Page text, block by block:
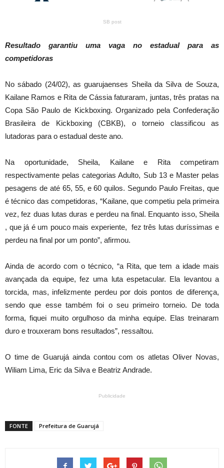
SB post
Resultado garantiu uma vaga no estadual para as
competidoras
No sábado (24/02), as guarujaenses Sheila da Silva de Souza,
Kailane Ramos e Rita de Cássia faturaram, juntas, três pratas na
Copa São Paulo de Kickboxing. Organizado pela Confederação
Brasileira de Kickboxing (CBKB), o torneio classificou as
lutadoras para o estadual deste ano.
Na oportunidade, Sheila, Kailane e Rita competiram
respectivamente pelas categorias Adulto, Sub 13 e Master pelas
pesagens de até 65, 55, e 60 quilos. Segundo Paulo Freitas, que
é técnico das competidoras, “Kailane, que competiu pela primeira
vez, fez duas lutas duras e perdeu na final. Enquanto isso, Sheila
, que já é um pouco mais experiente, fez três lutas duríssimas e
perdeu na final por um ponto”, afirmou.
Ainda de acordo com o técnico, “a Rita, que tem a idade mais
avançada da equipe, fez uma luta espetacular. Ela levantou a
torcida, mas, infelizmente perdeu por dois pontos de diferença,
sendo que esse também foi o seu primeiro torneio. De toda
forma, fiquei muito orgulhoso da minha equipe. Elas treinaram
duro e trouxeram bons resultados”, ressaltou.
O time de Guarujá ainda contou com os atletas Oliver Novas,
Wiliam Lima, Eric da Silva e Beatriz Andrade.
Publicidade
FONTE Prefeitura de Guarujá